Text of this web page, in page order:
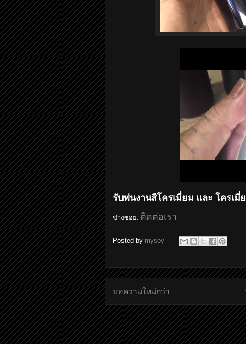
รับพ่นงานสีโครเมี่ยม และ โครเมี่
ช่างซอย. ติดต่อเรา
Posted by mysoy
บทความใหม่กว่า